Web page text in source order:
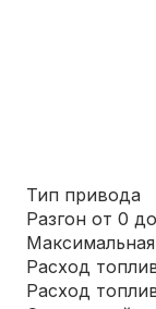
Тип привода
Разгон от 0
Расход
Расход